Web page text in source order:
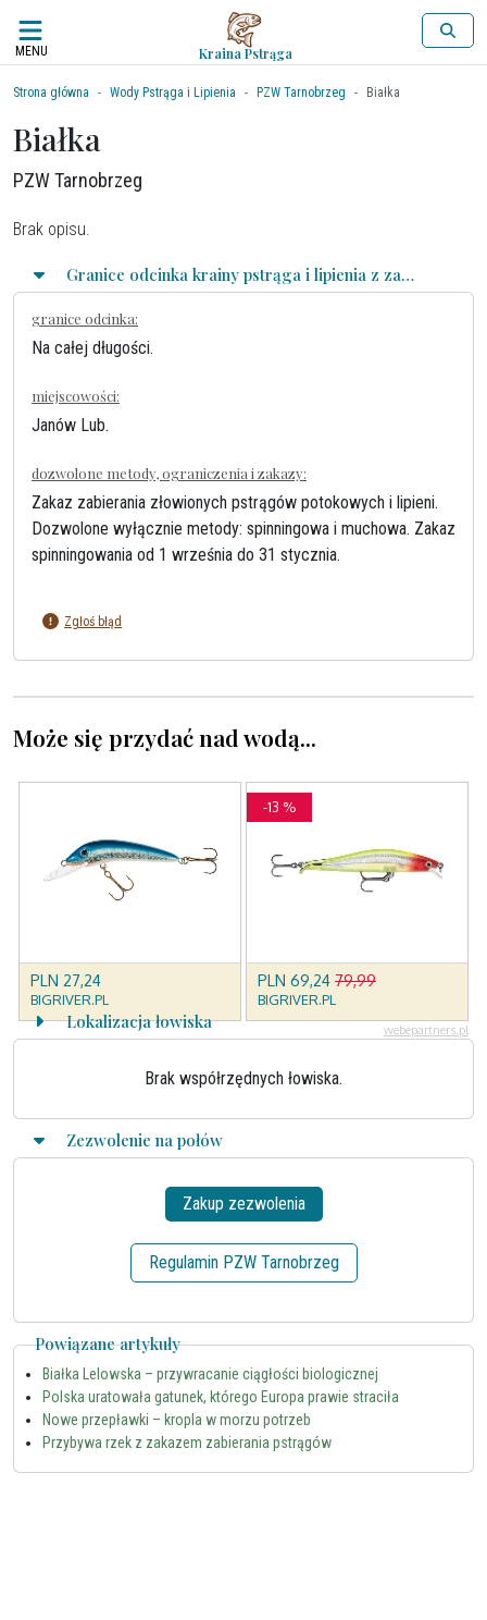
MENU Kraina Pstrąga
Strona główna Wody Pstrąga i Lipienia PZW Tarnobrzeg Białka
Białka
PZW Tarnobrzeg
Brak opisu.
Granice odcinka krainy pstrąga i lipienia z zasadami połowu
granice odcinka:
Na całej długości.
miejscowości:
Janów Lub.
dozwolone metody, ograniczenia i zakazy:
Zakaz zabierania złowionych pstrągów potokowych i lipieni.
Dozwolone wyłącznie metody: spinningowa i muchowa. Zakaz
spinningowania od 1 września do 31 stycznia.
Zgłoś błąd
Może się przydać nad wodą...
Lokalizacja łowiska
Brak współrzędnych łowiska.
Zezwolenie na połów
Zakup zezwolenia
Regulamin PZW Tarnobrzeg
Powiązane artykuły
Białka Lelowska – przywracanie ciągłości biologicznej
Polska uratowała gatunek, którego Europa prawie straciła
Nowe przepławki – kropla w morzu potrzeb
Przybywa rzek z zakazem zabierania pstrągów